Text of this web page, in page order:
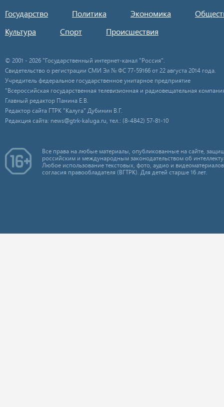
Государство Политика Экономика
Культура
Спорт Происшествия
© 2001 - 2026 "Государственный интернет-канал "Россия".
Свидетельство о регистрации СМИ Эл № ФС 77-59166 от 22 августа 2014 года.
Учредитель федеральное государственное унитарное предприятие
"Всероссийская государственная телевизионная и радиовещательная
Главный редактор Панина Е.В.
Редактор сайта ГТРК "Калуга" Дубинин В.Г.
Редакция сайта: news@gtrk-kaluga.ru, тел.: (8-4842) 57-81-10
Все права на любые материалы, опубликованные на сайте,
российским и международным законодательством об
Любое использование текстовых, фото, аудио и
согласия правообладателя (ВГТРК). Для детей старше 16 лет.